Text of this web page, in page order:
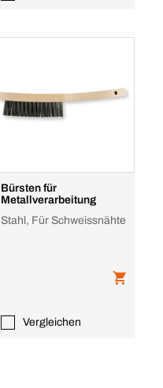
Bürsten für
Metallverarbeitung
Stahl, Für Schweissnähte
Vergleichen